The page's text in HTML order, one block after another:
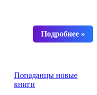
Попаданцы новые
книги